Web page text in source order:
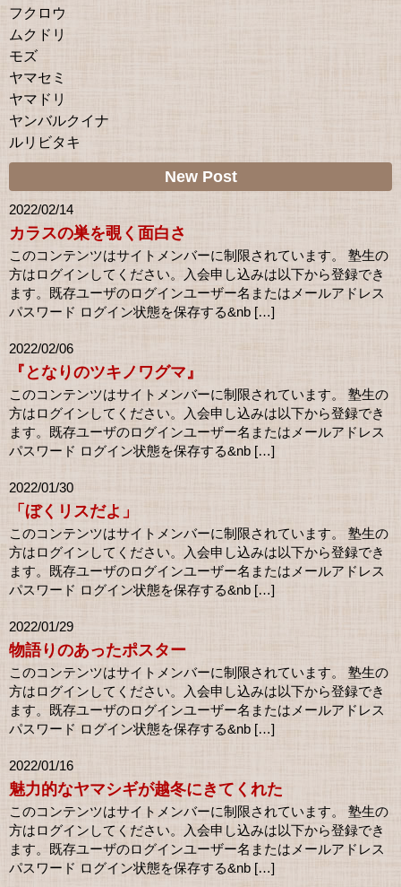
フクロウ
ムクドリ
モズ
ヤマセミ
ヤマドリ
ヤンバルクイナ
ルリビタキ
New Post
2022/02/14
カラスの巣を覗く面白さ
このコンテンツはサイトメンバーに制限されています。 塾生の
方はログインしてください。入会申し込みは以下から登録でき
ます。既存ユーザのログインユーザー名またはメールアドレス
パスワード ログイン状態を保存する&nb […]
2022/02/06
『となりのツキノワグマ』
このコンテンツはサイトメンバーに制限されています。 塾生の
方はログインしてください。入会申し込みは以下から登録でき
ます。既存ユーザのログインユーザー名またはメールアドレス
パスワード ログイン状態を保存する&nb […]
2022/01/30
「ぼくリスだよ」
このコンテンツはサイトメンバーに制限されています。 塾生の
方はログインしてください。入会申し込みは以下から登録でき
ます。既存ユーザのログインユーザー名またはメールアドレス
パスワード ログイン状態を保存する&nb […]
2022/01/29
物語りのあったポスター
このコンテンツはサイトメンバーに制限されています。 塾生の
方はログインしてください。入会申し込みは以下から登録でき
ます。既存ユーザのログインユーザー名またはメールアドレス
パスワード ログイン状態を保存する&nb […]
2022/01/16
魅力的なヤマシギが越冬にきてくれた
このコンテンツはサイトメンバーに制限されています。 塾生の
方はログインしてください。入会申し込みは以下から登録でき
ます。既存ユーザのログインユーザー名またはメールアドレス
パスワード ログイン状態を保存する&nb […]